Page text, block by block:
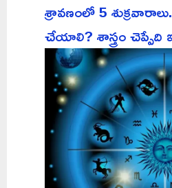
శ్రావణంలో 5 శుక్రవారాలు..
చేయాలి? శాస్త్రం చెప్పేది